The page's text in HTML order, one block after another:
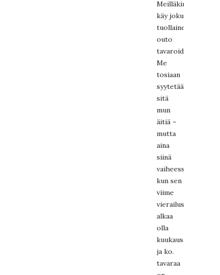
Meilläkin
käy joku
tuollainen
outo
Me
tosiaan
syytetään
sitä
mun
äitiä –
mutta
aina
siinä
vaiheessa,
kun sen
viime
vierailusta
alkaa
olla
kuukausi
ja ko.
tavaraa